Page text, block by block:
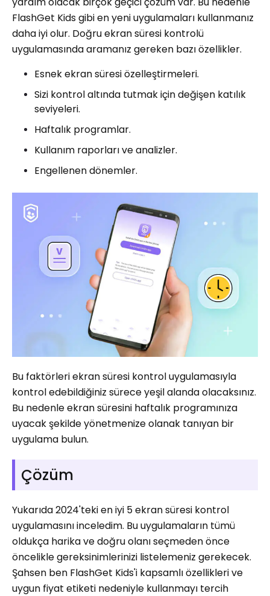
FlashGet Kids gibi en yeni uygulamaları kullanmanız
daha iyi olur. Doğru ekran süresi kontrolü
uygulamasında aramanız gereken bazı özellikler.
Esnek ekran süresi özelleştirmeleri.
Sizi kontrol altında tutmak için değişen katılık
seviyeleri.
Haftalık programlar.
Kullanım raporları ve analizler.
Engellenen dönemler.
Bu faktörleri ekran süresi kontrol uygulamasıyla
kontrol edebildiğiniz sürece yeşil alanda olacaksınız.
Bu nedenle ekran süresini haftalık programınıza
uyacak şekilde yönetmenize olanak tanıyan bir
uygulama bulun.
Çözüm
Yukarıda 2024'teki en iyi 5 ekran süresi kontrol
uygulamasını inceledim. Bu uygulamaların tümü
oldukça harika ve doğru olanı seçmeden önce
öncelikle gereksinimlerinizi listelemeniz gerekecek.
Şahsen ben FlashGet Kids'i kapsamlı özellikleri ve
uygun fiyat etiketi nedeniyle kullanmayı tercih